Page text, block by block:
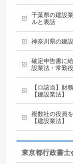
千葉県の建設
ルと裏話
神奈川県の建
確定申告書に
設業法・常勤役
【ロ該当】財
【建設業法】
複数社の役員
【建設業法】
東京都行政書